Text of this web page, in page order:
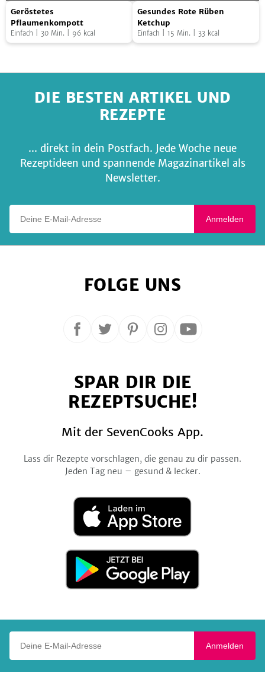
mit
Tofu
Geröstetes
Pflaumenkompott
Geröstetes
Pflaumenkompott
Einfach 30 Min. 96 kcal
Gesundes
Rote
Rüben
Foto:
Gesundes Rote Rüben
Ketchup
Einfach 15 Min. 33 kcal
DIE BESTEN ARTIKEL UND
REZEPTE
... direkt in dein Postfach. Jede Woche neue
Rezeptideen und spannende Magazinartikel als
Newsletter.
Anmelden
FOLGE UNS
Folge
Facebook
Folge
Twitter
Folge
Pinterest
Folge
Instagram
Folge
YouTube
SPAR DIR DIE
REZEPTSUCHE!
Mit der SevenCooks App.
Lass dir Rezepte vorschlagen, die genau zu dir passen.
Jeden Tag neu – gesund & lecker.
Laden
im
App
Jetzt
Google
Anmelden